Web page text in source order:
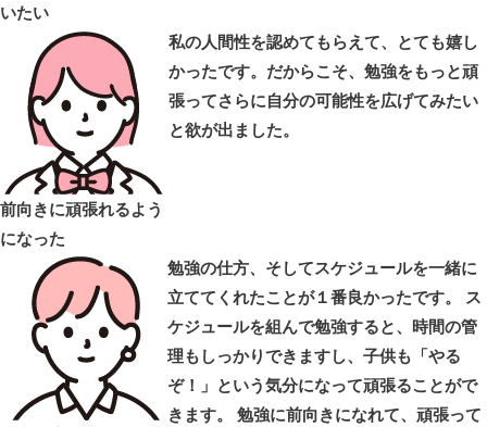
いたい
前向きに頑張れるよう
になった
私の人間性を認めてもらえて、とても嬉し
かったです。だからこそ、勉強をもっと頑
張ってさらに自分の可能性を広げてみたい
と欲が出ました。
勉強の仕方、そしてスケジュールを一緒に
立ててくれたことが１番良かったです。 ス
ケジュールを組んで勉強すると、時間の管
理もしっかりできますし、子供も「やる
ぞ！」という気分になって頑張ることがで
きます。 勉強に前向きになれて、頑張って